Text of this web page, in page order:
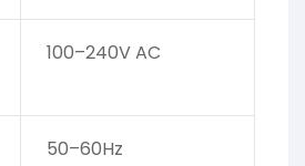
100–240V AC
50–60Hz